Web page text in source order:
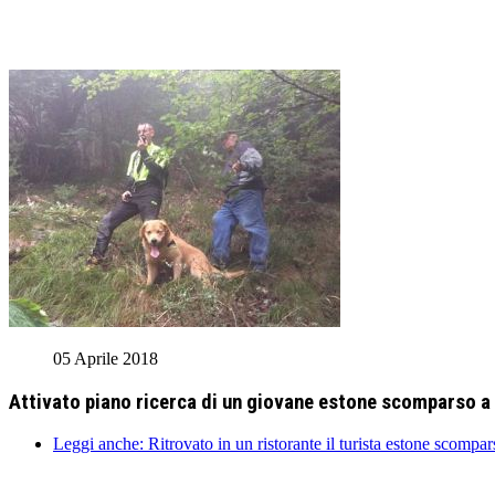
05 Aprile 2018
Attivato piano ricerca di un giovane estone scomparso
Leggi anche: Ritrovato in un ristorante il turista estone